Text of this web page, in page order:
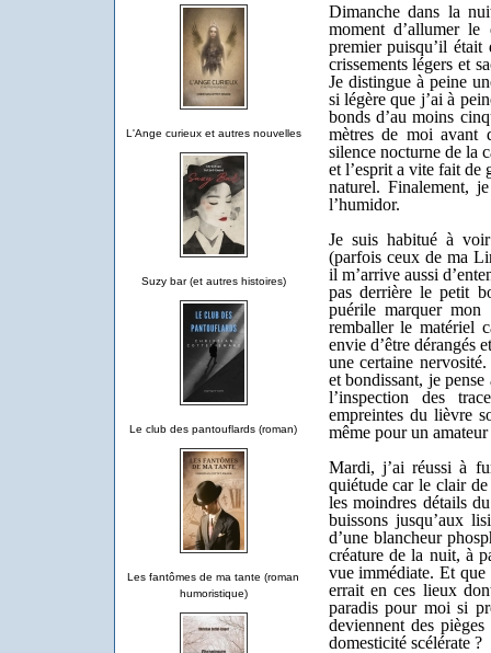
L'Ange curieux et autres nouvelles
Suzy bar (et autres histoires)
Le club des pantouflards (roman)
Les fantômes de ma tante (roman
humoristique)
Dimanche dans la
moment d’allumer
premier puisqu’il était
crissements légers et
Je distingue à peine
si légère que j’ai à
bonds d’au moins
mètres de moi avant
silence nocturne de la
et l’esprit a vite fait de
naturel. Finalement,
l’humidor.
Je suis habitué à
(parfois ceux de ma
il m’arrive aussi
pas derrière le petit
puérile marquer
remballer le matériel
envie d’être dérangés
une certaine
et bondissant, je
l’inspection des
empreintes du lièvre
même pour un
Mardi, j’ai réussi à
quiétude car le clair
les moindres détails
buissons jusqu’aux
d’une blancheur
créature de la nuit, à
vue immédiate. Et que
errait en ces lieux
paradis pour moi si
deviennent des
domesticité scélérate ?